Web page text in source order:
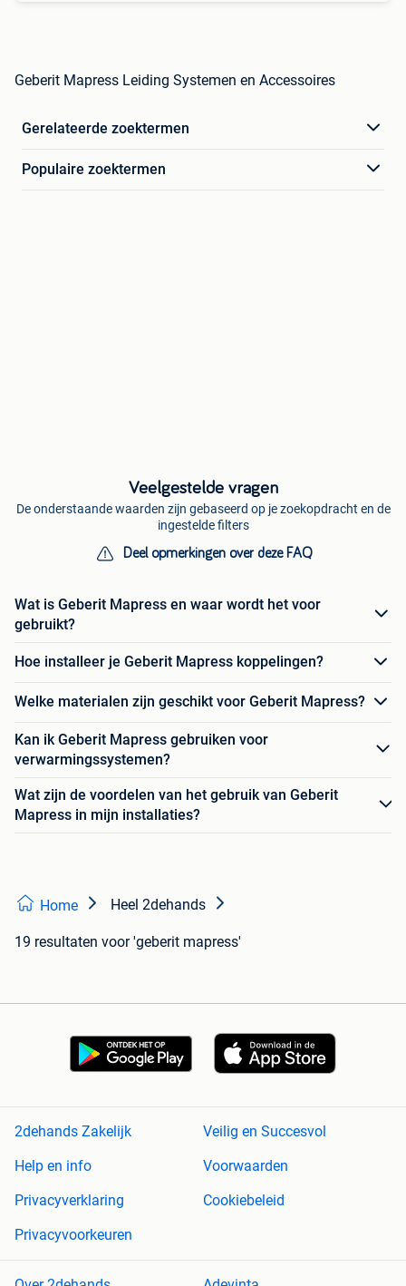
Geberit Mapress Leiding Systemen en Accessoires
Gerelateerde zoektermen
Populaire zoektermen
Veelgestelde vragen
De onderstaande waarden zijn gebaseerd op je zoekopdracht en de
ingestelde filters
Deel opmerkingen over deze FAQ
Wat is Geberit Mapress en waar wordt het voor
gebruikt?
Hoe installeer je Geberit Mapress koppelingen?
Welke materialen zijn geschikt voor Geberit Mapress?
Kan ik Geberit Mapress gebruiken voor
verwarmingssystemen?
Wat zijn de voordelen van het gebruik van Geberit
Mapress in mijn installaties?
Home Heel 2dehands
19 resultaten voor 'geberit mapress'
2dehands Zakelijk
Veilig en Succesvol
Help en info
Voorwaarden
Privacyverklaring
Cookiebeleid
Privacyvoorkeuren